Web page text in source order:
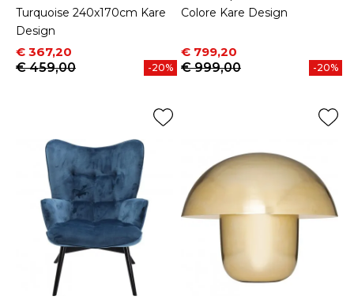
Turquoise 240x170cm Kare
Design
Prijs
€ 367,20
Normale prijs
€ 459,00
-20%
Colore Kare Design
Prijs
€ 799,20
Normale prijs
€ 999,00
-20%